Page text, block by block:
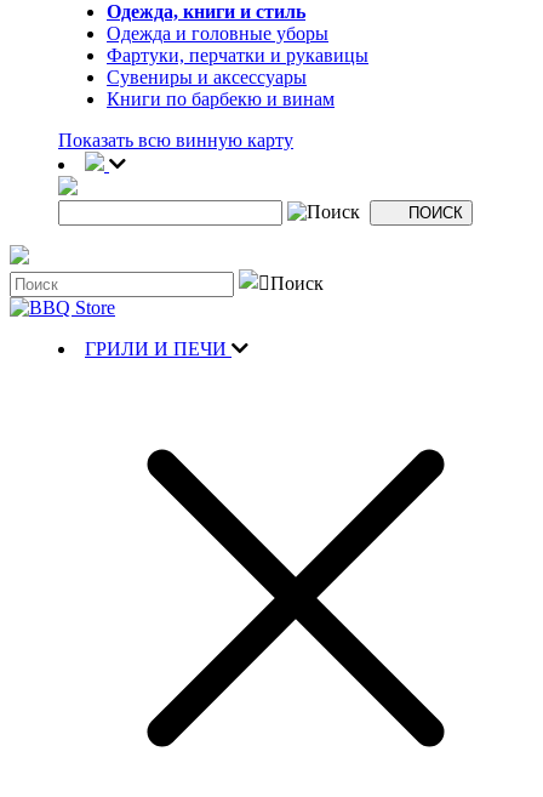
Одежда, книги и стиль
Одежда и головные уборы
Фартуки, перчатки и рукавицы
Сувениры и аксессуары
Книги по барбекю и винам
Показать всю винную карту
ГРИЛИ И ПЕЧИ